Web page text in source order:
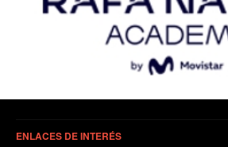
ENLACES DE INTERÉS